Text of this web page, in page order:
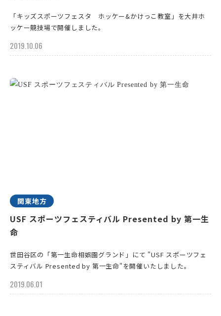
「キッズスポーツフェスタ ホッケー&かけっこ教室」を大井ホ
ッケー競技場で開催しました。
2019.10.06
関東地方
USF スポーツフェスティバル Presented by 第一生
命
世田谷区の「第一生命相娯園グランド」にて "USF スポーツフェ
スティバル Presented by 第一生命"を開催いたしました。
2019.06.01